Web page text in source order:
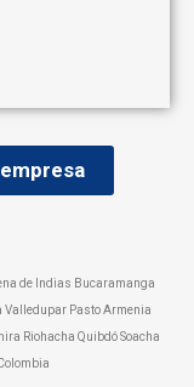
de Indias Bucaramanga
Valledupar Pasto Armenia
Riohacha Quibdó Soacha